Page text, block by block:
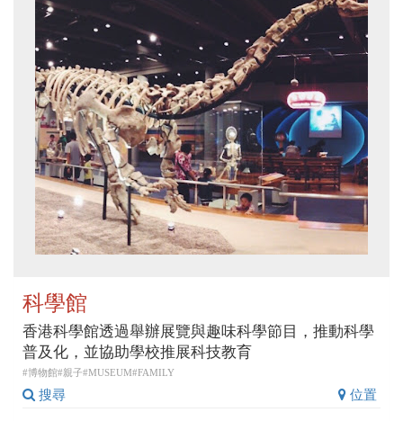
科學館
香港科學館透過舉辦展覽與趣味科學節目，推動科學
普及化，並協助學校推展科技教育
#博物館#親子#MUSEUM#FAMILY
搜尋
位置